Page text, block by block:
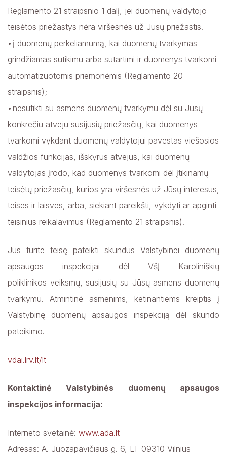
Reglamento 21 straipsnio 1 dalį, jei duomenų valdytojo
teisėtos priežastys nėra viršesnės už Jūsų priežastis.
į duomenų perkeliamumą, kai duomenų tvarkymas
grindžiamas sutikimu arba sutartimi ir duomenys tvarkomi
automatizuotomis priemonėmis (Reglamento 20
straipsnis);
nesutikti su asmens duomenų tvarkymu dėl su Jūsų
konkrečiu atveju susijusių priežasčių, kai duomenys
tvarkomi vykdant duomenų valdytojui pavestas viešosios
valdžios funkcijas, išskyrus atvejus, kai duomenų
valdytojas įrodo, kad duomenys tvarkomi dėl įtikinamų
teisėtų priežasčių, kurios yra viršesnės už Jūsų interesus,
teises ir laisves, arba, siekiant pareikšti, vykdyti ar apginti
teisinius reikalavimus (Reglamento 21 straipsnis).
Jūs turite teisę pateikti skundus Valstybinei duomenų
apsaugos inspekcijai dėl VšĮ Karoliniškių
poliklinikos veiksmų, susijusių su Jūsų asmens duomenų
tvarkymu. Atmintinė asmenims, ketinantiems kreiptis į
Valstybinę duomenų apsaugos inspekciją dėl skundo
pateikimo.
vdai.lrv.lt/lt
Kontaktinė Valstybinės duomenų apsaugos
inspekcijos informacija:
Interneto svetainė: www.ada.lt
Adresas: A. Juozapavičiaus g. 6, LT-09310 Vilnius